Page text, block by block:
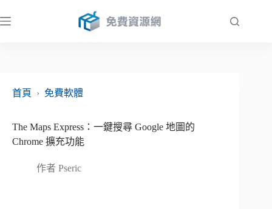
至
首頁
› 免費軟體
The Maps Express：一鍵搜尋 Google 地圖的
Chrome 擴充功能
作者 Pseric